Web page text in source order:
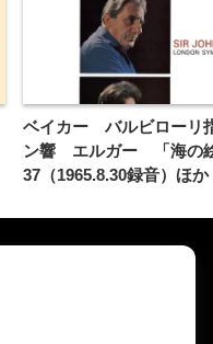
ベイカー バルビローリ
ン響 エルガー 「海の
37（1965.8.30録音）ほか